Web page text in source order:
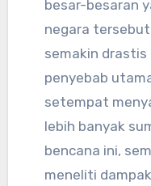
besar-besaran
negara
semakin
penyebab
setempat
lebih banyak
bencana ini,
meneliti